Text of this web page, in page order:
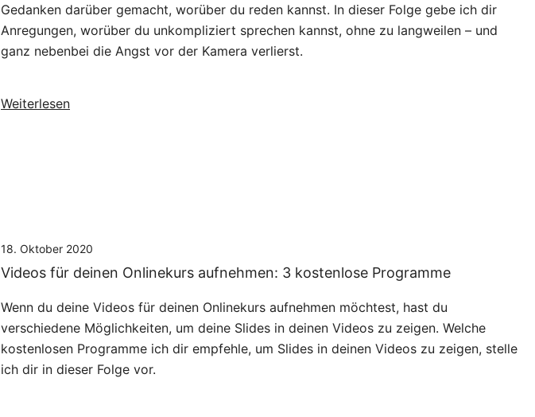
Gedanken darüber gemacht, worüber du reden kannst. In dieser Folge gebe ich dir
Anregungen, worüber du unkompliziert sprechen kannst, ohne zu langweilen – und
ganz nebenbei die Angst vor der Kamera verlierst.
Weiterlesen
18. Oktober 2020
Videos für deinen Onlinekurs aufnehmen: 3 kostenlose Programme
Wenn du deine Videos für deinen Onlinekurs aufnehmen möchtest, hast du
verschiedene Möglichkeiten, um deine Slides in deinen Videos zu zeigen. Welche
kostenlosen Programme ich dir empfehle, um Slides in deinen Videos zu zeigen, stelle
ich dir in dieser Folge vor.